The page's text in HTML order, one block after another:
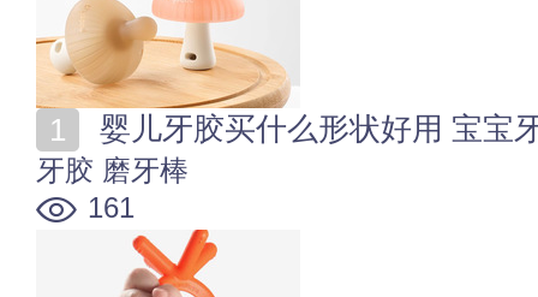
婴儿牙胶买什么形状好用 宝宝
牙胶 磨牙棒
161